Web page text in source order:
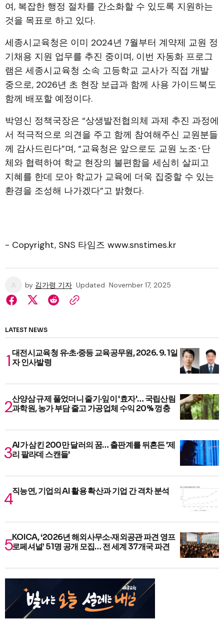
여, 복잡한 행정 절차를 간소화할 수 있도록 지원하는
것을 목표로 하고 있다.
세종시교육청은 이미 2024년 7월부터 계약제 교원 정
기채용 지원 업무를 추진 중이며, 이번 자동화 프로그
램은 세종시교육청 소속 고등학교 교사가 직접 개발
중으로, 2026년 초 현장 보급과 함께 사용 가이드북도
함께 배포할 예정이다.
박영신 정책국장은 “상생발전협의체 과제 추진 과정에
서 적극적으로 의견을 주고 함께 참여해주신 교원분들
께 감사드린다”며, “교육청은 앞으로도 교원 노조･단
체와 협력하여 학교 현장의 불편함을 세심히 살피고
지혜를 한데 모아 학교가 교육에 더욱 집중할 수 있는
환경을 조성해 나가겠다”고 밝혔다.
- Copyright, SNS 타임즈 www.snstimes.kr
by 김가령 기자 Updated November 17, 2025
LATEST NEWS
대전시교육청 유·초·중등 교육공무원, 2026. 9. 1일
자 인사발령
산양삼 규제 풀었더니 줄기·잎이 '효자'… 국립산림
과학원, 농가 부담 줄고 가공업체 수익 20% 껑충
AI가 삼킨 200만 달러의 꿈… 출판계를 뒤흔든 '제
리 팔라데 스캔들'
직능연, 기업의 AI 활용 확산과 기업 간 격차 분석
KOICA, ‘2026년 해외사무소·재외공관 파견 영프
로페셔널’ 51명 공개 모집… 전 세계 37개국 파견